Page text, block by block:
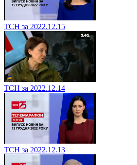
ТСН за 2022.12.15
ТСН за 2022.12.14
ТСН за 2022.12.13